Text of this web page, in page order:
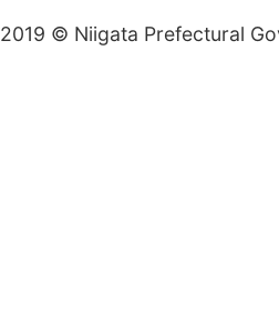
2019 © Niigata Prefectural